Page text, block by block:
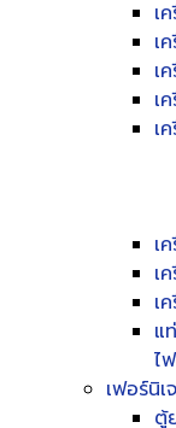
เ
เ
เ
เ
เ
เ
เ
เ
แ
ไ
เฟอร์นิ
ตู้